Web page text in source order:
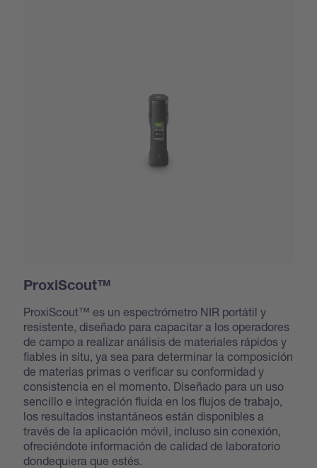
ProxiScout™
ProxiScout™ es un espectrómetro NIR portátil y
resistente, diseñado para capacitar a los operadores
de campo a realizar análisis de materiales rápidos y
fiables in situ, ya sea para determinar la composición
de materias primas o verificar su conformidad y
consistencia en el momento. Diseñado para un uso
sencillo e integración fluida en los flujos de trabajo,
los resultados instantáneos están disponibles a
través de la aplicación móvil, incluso sin conexión,
ofreciéndote información de calidad de laboratorio
dondequiera que estés.